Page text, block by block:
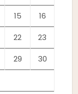
15 16
22 23
29 30